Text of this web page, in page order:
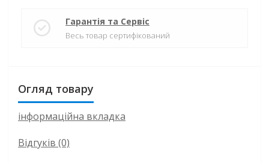
Гарантія та Сервіс
Весь товар сертифікований
Огляд товару
інформаційна вкладка
Відгуків (0)